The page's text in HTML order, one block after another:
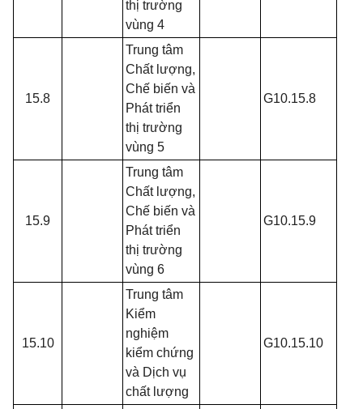
thị trường
vùng 4
15.8
Trung tâm
Chất lượng,
Chế biến và
Phát triển
thị trường
vùng 5
G10.15.8
15.9
Trung tâm
Chất lượng,
Chế biến và
Phát triển
thị trường
vùng 6
G10.15.9
15.10
Trung tâm
Kiểm
nghiệm
kiểm chứng
và Dịch vụ
chất lượng
G10.15.10